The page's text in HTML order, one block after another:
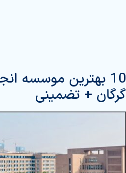
10 بهترین موسسه
گرگان + تضمینی